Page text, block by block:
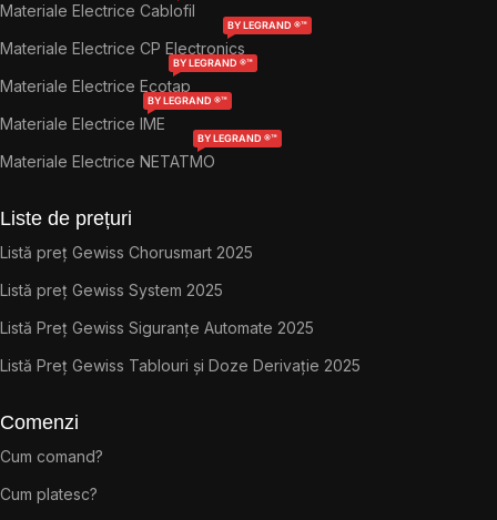
Materiale Electrice Cablofil
Materiale Electrice CP Electronics
BY LEGRAND ®™
Materiale Electrice Ecotap
BY LEGRAND ®™
Materiale Electrice IME
BY LEGRAND ®™
Materiale Electrice NETATMO
BY LEGRAND ®™
Liste de prețuri
Listă preț Gewiss Chorusmart 2025
Listă preț Gewiss System 2025
Listă Preț Gewiss Siguranțe Automate 2025
Listă Preț Gewiss Tablouri și Doze Derivație 2025
Comenzi
Cum comand?
Cum platesc?